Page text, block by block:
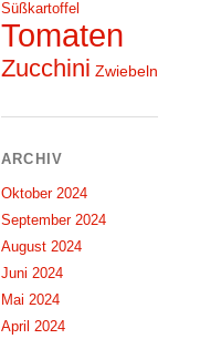
Süßkartoffel
Tomaten
Zucchini Zwiebeln
ARCHIV
Oktober 2024
September 2024
August 2024
Juni 2024
Mai 2024
April 2024